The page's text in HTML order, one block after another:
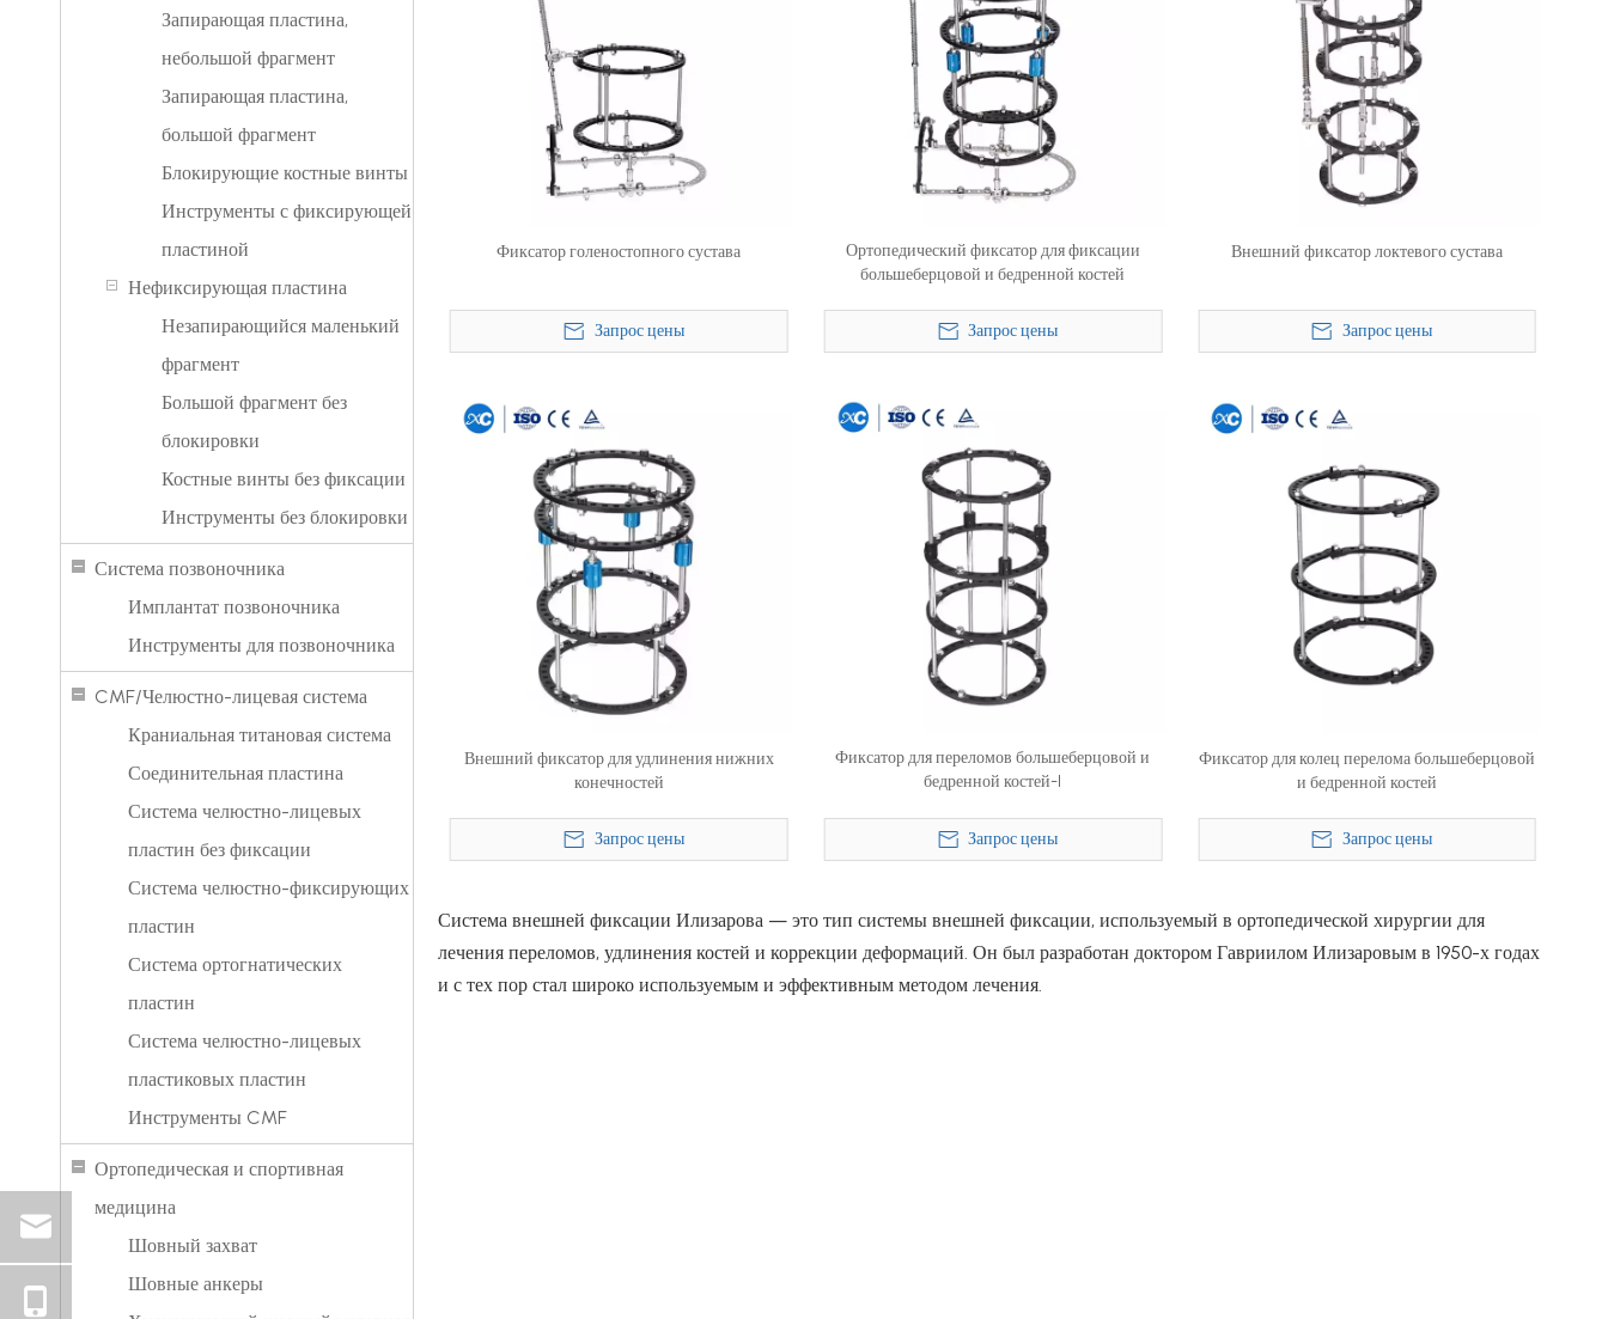
Запирающая пластина,
небольшой фрагмент
Запирающая пластина,
большой фрагмент
Блокирующие костные винты
Инструменты с фиксирующей
пластиной
Нефиксирующая пластина
Незапирающийся маленький
фрагмент
Большой фрагмент без
блокировки
Костные винты без фиксации
Инструменты без блокировки
Система позвоночника
Имплантат позвоночника
Инструменты для позвоночника
CMF/Челюстно-лицевая система
Краниальная титановая система
Соединительная пластина
Система челюстно-лицевых
пластин без фиксации
Система челюстно-фиксирующих
пластин
Система ортогнатических
пластин
Система челюстно-лицевых
пластиковых пластин
Инструменты CMF
Ортопедическая и спортивная
медицина
Шовный захват
Шовные анкеры
Фиксатор голеностопного сустава
Запрос цены
Ортопедический фиксатор для фиксации
большеберцовой и бедренной костей
Запрос цены
Внешний фиксатор локтевого сустава
Запрос цены
Внешний фиксатор для удлинения нижних
конечностей
Запрос цены
Фиксатор для переломов большеберцовой и
бедренной костей-l
Запрос цены
Фиксатор для колец перелома большеберцовой
и бедренной костей
Запрос цены
Система внешней фиксации Илизарова — это тип системы внешней фиксации, используемый в ортопедической хирургии для
лечения переломов, удлинения костей и коррекции деформаций. Он был разработан доктором Гавриилом Илизаровым в 1950-х годах
и с тех пор стал широко используемым и эффективным методом лечения.